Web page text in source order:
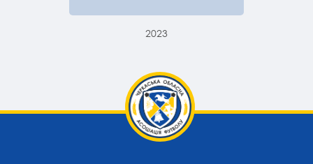
2023